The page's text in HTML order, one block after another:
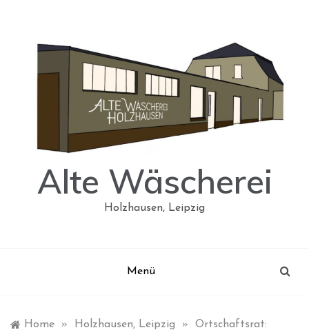
Alte Wäscherei
Holzhausen, Leipzig
Menü
Home » Holzhausen, Leipzig »
Ortschaftsrat: